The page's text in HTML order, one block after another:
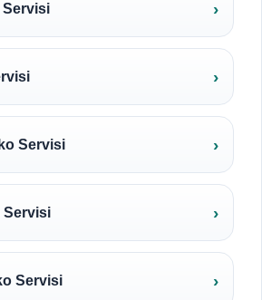
Servisi
Servisi
Servisi
Servisi